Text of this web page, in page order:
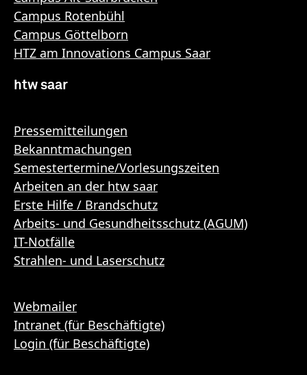
Campus Rotenbühl
Campus Göttelborn
HTZ am Innovations Campus Saar
htw saar
Pressemitteilungen
Bekanntmachungen
Semestertermine/Vorlesungszeiten
Arbeiten an der htw saar
Erste Hilfe / Brandschutz
Arbeits- und Gesundheitsschutz (AGUM)
IT-Notfälle
Strahlen- und Laserschutz
Webmailer
Intranet (für Beschäftigte)
Login (für Beschäftigte)